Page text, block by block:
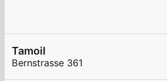
Tamoil
Bernstrasse 361